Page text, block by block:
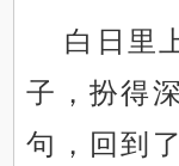
白日里
子，扮得
句，回到